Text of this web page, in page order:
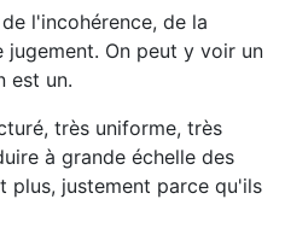
l'incohérence, de la
On peut y voir un
est un.
très uniforme, très
à grande échelle des
plus, justement parce qu'ils